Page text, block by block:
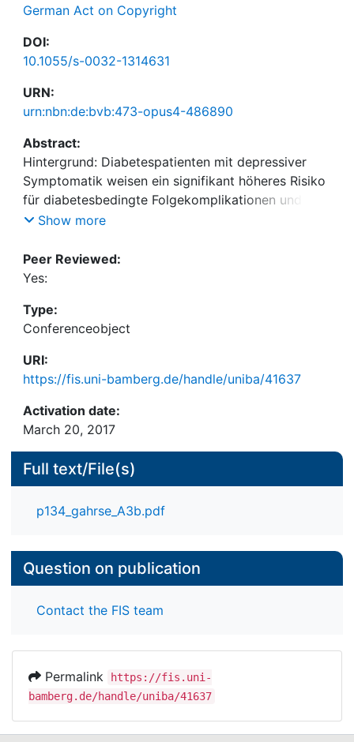
German Act on Copyright
DOI:
10.1055/s-0032-1314631
URN:
urn:nbn:de:bvb:473-opus4-486890
Abstract:
Hintergrund: Diabetespatienten mit depressiver
Symptomatik weisen ein signifikant höheres Risiko
für diabetesbedingte Folgekomplikationen und eine
höhere Mortalität auf. Bisher ist jedoch wenig über
Depressivität und dem ungünstigen
Krankheitsverlauf bekannt. In der vorliegenden
Depressivität und Parametern des kleinen
Blutbildes (Anzahl der Thrombozyten,
Erythrozyten, Leukozyten und Hämoglobinwert)
(dt. Version der Center of Epidemiologic Studies
Depression Scale (CES-D)) wurde das Ausmaß der
Depressivität erfasst. Die Erythrozyten-,
Leukozyten- und Thrombozytenkonzentrationen
Zusätzlich wurden medizinische Variablen (Alter,
BMI, Diabetesdauer und Anzahl von
(diabetesbezogene Belastung, Diabetesakzeptanz
Ergebnisse: 273 Diabetespatienten (Alter=43±14J;
Show more
Peer Reviewed:
Yes:
Type:
Conferenceobject
URI:
https://fis.uni-bamberg.de/handle/uniba/41637
Activation date:
March 20, 2017
Full text/File(s)
p134_gahrse_A3b.pdf
Question on publication
Contact the FIS team
Permalink
https://fis.uni-
bamberg.de/handle/uniba/41637